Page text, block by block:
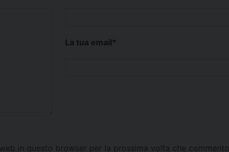
La tua email*
in questo browser per la prossima volta che commento.